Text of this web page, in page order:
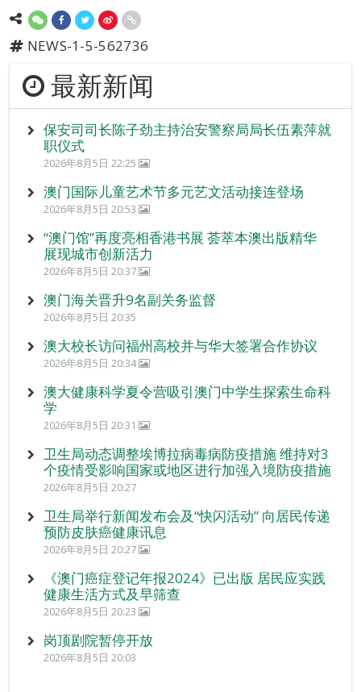
NEWS-1-5-562736
最新新闻
保安司司长陈子劲主持治安警察局局长伍素萍就
职仪式
2026年8月5日 22:25
澳门国际儿童艺术节多元艺文活动接连登场
2026年8月5日 20:53
“澳门馆”再度亮相香港书展 荟萃本澳出版精华
展现城市创新活力
2026年8月5日 20:37
澳门海关晋升9名副关务监督
2026年8月5日 20:35
澳大校长访问福州高校并与华大签署合作协议
2026年8月5日 20:34
澳大健康科学夏令营吸引澳门中学生探索生命科
学
2026年8月5日 20:31
卫生局动态调整埃博拉病毒病防疫措施 维持对3
个疫情受影响国家或地区进行加强入境防疫措施
2026年8月5日 20:27
卫生局举行新闻发布会及“快闪活动” 向居民传递
预防皮肤癌健康讯息
2026年8月5日 20:27
《澳门癌症登记年报2024》已出版 居民应实践
健康生活方式及早筛查
2026年8月5日 20:23
岗顶剧院暂停开放
2026年8月5日 20:03